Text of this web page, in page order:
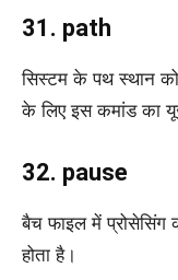
31. path
सिस्टम के पथ स्थान
के लिए इस कमांड का
32. pause
बैच फाइल में
होता है।